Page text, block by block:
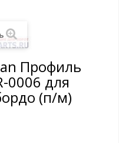
Профиль
0006 для
(п/м)